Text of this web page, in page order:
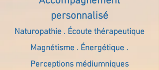
personnalisé
Naturopathie . Écoute thérapeutique
Magnétisme . Énergétique .
Perceptions médiumniques